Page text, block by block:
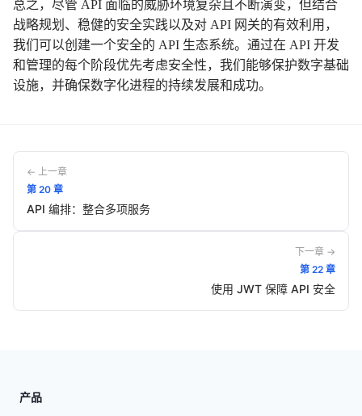
总之，尽管 API 面临的威胁环境复杂且不断演变，但结合
战略规划、稳健的安全实践以及对 API 网关的有效利用，
我们可以创建一个安全的 API 生态系统。通过在 API 开发
和管理的每个阶段优先考虑安全性，我们能够保护数字基础
设施，并确保数字化进程的持续发展和成功。
← 上一章
第 20 章
API 编排：整合多项服务
下一章 →
第 22 章
使用 JWT 保障 API 安全
产品